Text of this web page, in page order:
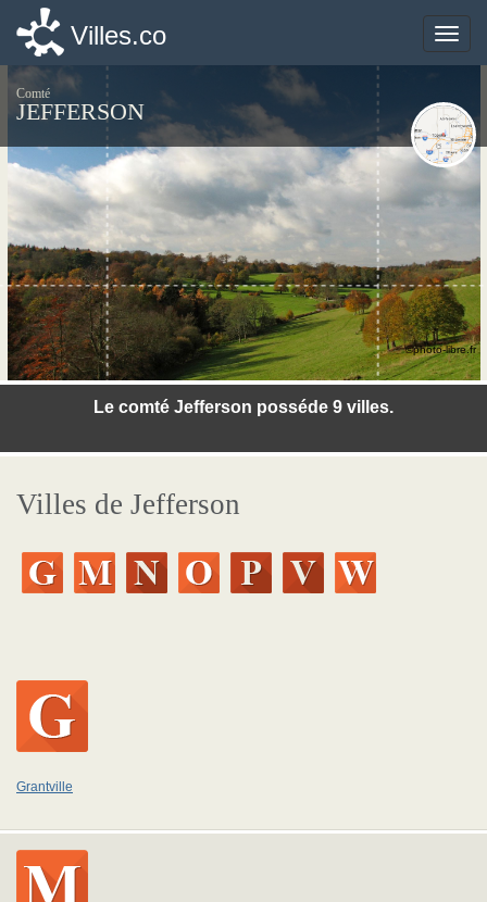
Toggle
Villes.co
Comté
JEFFERSON
Le comté Jefferson posséde 9 villes.
©photo-libre.fr
Villes de Jefferson
Grantville
Toggle
Villes.co